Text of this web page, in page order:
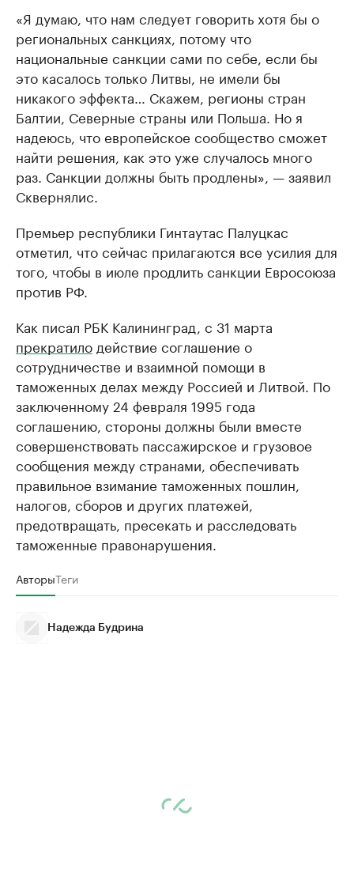
«Я думаю, что нам следует говорить хотя бы о
региональных санкциях, потому что
национальные санкции сами по себе, если бы
это касалось только Литвы, не имели бы
никакого эффекта… Скажем, регионы стран
Балтии, Северные страны или Польша. Но я
надеюсь, что европейское сообщество сможет
найти решения, как это уже случалось много
раз. Санкции должны быть продлены», — заявил
Сквернялис.
Премьер республики Гинтаутас Палуцкас
отметил, что сейчас прилагаются все усилия для
того, чтобы в июле продлить санкции Евросоюза
против РФ.
Как писал РБК Калининград, с 31 марта
прекратило действие соглашение о
сотрудничестве и взаимной помощи в
таможенных делах между Россией и Литвой. По
заключенному 24 февраля 1995 года
соглашению, стороны должны были вместе
совершенствовать пассажирское и грузовое
сообщения между странами, обеспечивать
правильное взимание таможенных пошлин,
налогов, сборов и других платежей,
предотвращать, пресекать и расследовать
таможенные правонарушения.
АвторыТеги
Надежда Будрина